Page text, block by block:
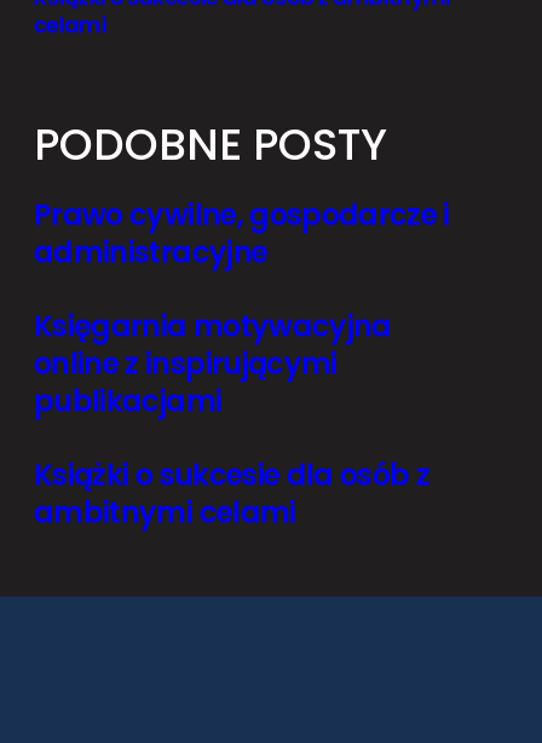
celami
PODOBNE POSTY
Prawo cywilne, gospodarcze i
administracyjne
Księgarnia motywacyjna
online z inspirującymi
publikacjami
Książki o sukcesie dla osób z
ambitnymi celami